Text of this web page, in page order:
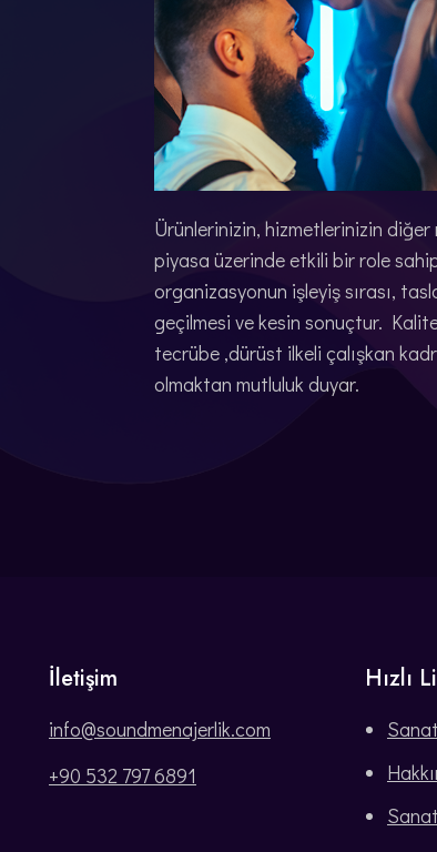
Ürünlerinizin, hizmetlerinizin
piyasa üzerinde etkili bir role
organizasyonun işleyiş sırası,
geçilmesi ve kesin sonuçtur.
tecrübe ,dürüst ilkeli çalışkan
olmaktan mutluluk duyar.
İletişim
info@soundmenajerlik.com
+90 532 797 6891
Hızlı